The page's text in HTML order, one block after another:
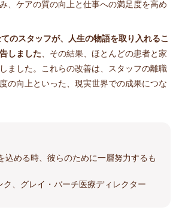
、ケアの質の向上と仕事への満足度を高め
のスタッフが、人生の物語を取り入れるこ
しました、その結果、ほとんどの患者と家
ました。これらの改善は、スタッフの離職
の向上といった、現実世界での成果につな
込める時、彼らのために一層努力するも
、グレイ・バーチ医療ディレクター